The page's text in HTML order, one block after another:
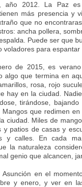
año 2012. La Paz
más presencia y
que no
ancha pollera,
Puede ser que
voladores para
de 2015, es
algo que termina en
rosa, rojo
hay en la ciudad.
tirándose,
Mangos que redimen
ciudad. Miles de
y patios de casas y
y calles. En cada
la naturaleza
genio que alcancen,
Asunción en el
y enero, y ver en